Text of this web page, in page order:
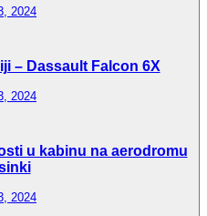
2024
– Dassault Falcon 6X
2024
u kabinu na aerodromu
2024